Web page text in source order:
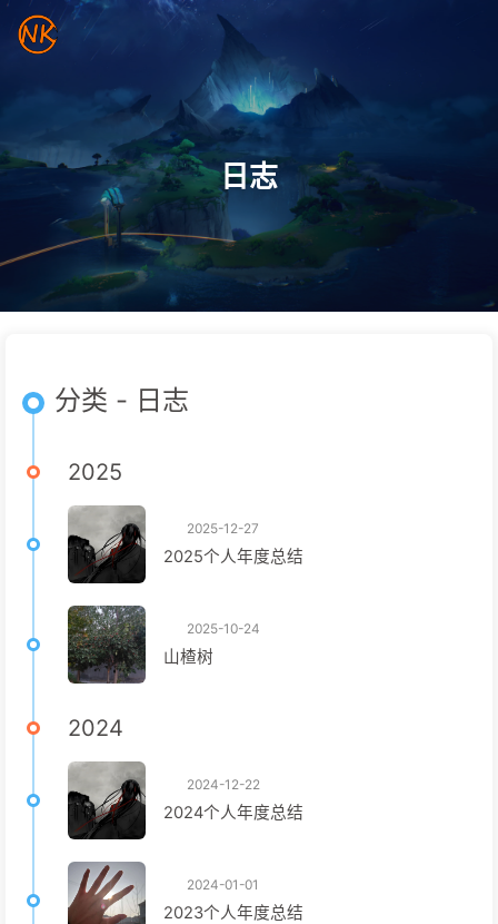
日志
分类 - 日志
2025
2025-12-27
2025个人年度总结
2025-10-24
山楂树
2024
2024-12-22
2024个人年度总结
2024-01-01
2023个人年度总结